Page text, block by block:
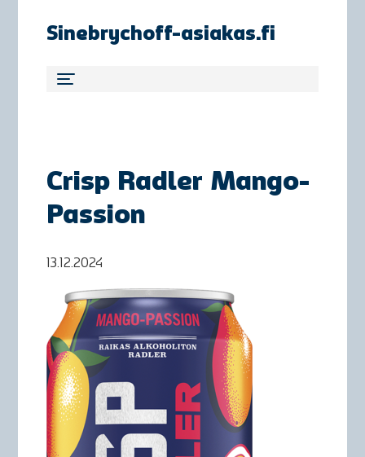
Sinebrychoff-asiakas.fi
Crisp Radler Mango-
Passion
13.12.2024